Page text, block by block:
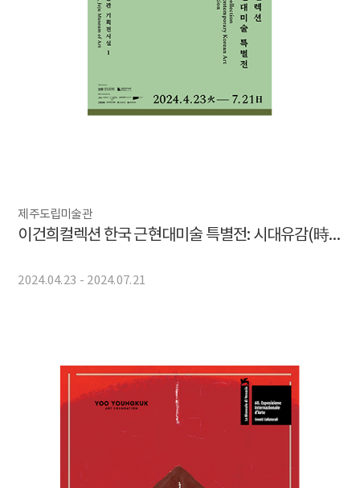
제주도립미술관
이건희컬렉션 한국 근현대미술 특별전: 시대유감(時代有感)
2024.04.23 - 2024.07.21